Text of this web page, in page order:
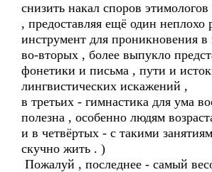
снизить накал споров
, предоставляя ещё один
инструмент для проникновения
во-вторых , более выпукло
фонетики и письма , пути и
лингвистических искажений ,
в третьих - гимнастика для ума
полезна , особенно людям
и в четвёртых - с такими
скучно жить . )
Пожалуй , последнее - самый